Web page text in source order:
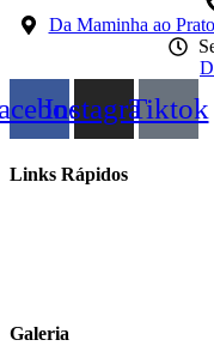
Da Maminha ao
InstagramTiktok
Links Rápidos
Galeria